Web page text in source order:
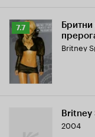
Рейтинг
Кинопоиска
7.7
7.7
Britney
2004